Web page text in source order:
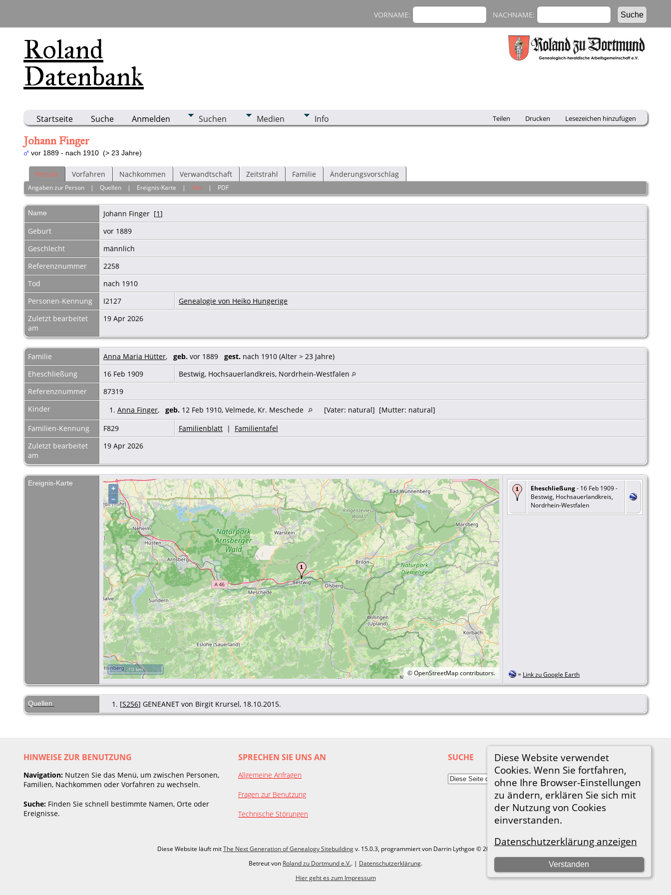
Roland
Datenbank
VORNAME: NACHNAME:
Startseite Suche Anmelden Suchen Medien Info Teilen Drucken Lesezeichen hinzufügen
Diese Website verwendet
Cookies. Wenn Sie fortfahren,
ohne Ihre Browser-Einstellungen
zu ändern, erklären Sie sich mit
der Nutzung von Cookies
einverstanden.
Datenschutzerklärung anzeigen
Verstanden
Johann Finger
vor 1889 - nach 1910 (> 23 Jahre)
Person Vorfahren Nachkommen Verwandtschaft Zeitstrahl Familie Änderungsvorschlag
Angaben zur Person |Quellen | Ereignis-Karte |Alle | PDF
Name Johann Finger [1]
Geburt
vor 1889
Geschlecht
männlich
Referenznummer
2258
Tod
nach 1910
Personen-Kennung
I2127
Genealogie von Heiko Hungerige
Zuletzt bearbeitet
am
19 Apr 2026
Familie Anna Maria Hütter, geb. vor 1889 gest. nach 1910 (Alter > 23 Jahre)
Eheschließung
16 Feb 1909
Bestwig, Hochsauerlandkreis, Nordrhein-Westfalen
Referenznummer
87319
Kinder
1. Anna Finger, geb. 12 Feb 1910, Velmede, Kr. Meschede
[Vater: natural] [Mutter: natural]
Familien-Kennung
F829 Familienblatt | Familientafel
Zuletzt bearbeitet
am
19 Apr 2026
Ereignis-Karte
+
–
©OpenStreetMapcontributors.
10 km
Eheschließung- 16 Feb 1909 -
Bestwig, Hochsauerlandkreis,
Nordrhein-Westfalen
= Link zu Google Earth
Quellen [S256] GENEANET von Birgit Krursel, 18.10.2015.
HINWEISE ZUR BENUTZUNG
Navigation: Nutzen Sie das Menü, um zwischen Personen,
Familien, Nachkommen oder Vorfahren zu wechseln.
Suche: Finden Sie schnell bestimmte Namen, Orte oder
Ereignisse.
SPRECHEN SIE UNS AN
Allgemeine Anfragen
Fragen zur Benutzung
Technische Störungen
SUCHE
Diese Website läuft mitThe Next Generation of Genealogy Sitebuildingv. 15.0.3, programmiert von Darrin Lythgoe © 2001-2026.
Betreut von Roland zu Dortmund e.V.. | Datenschutzerklärung.
Hier geht es zum Impressum